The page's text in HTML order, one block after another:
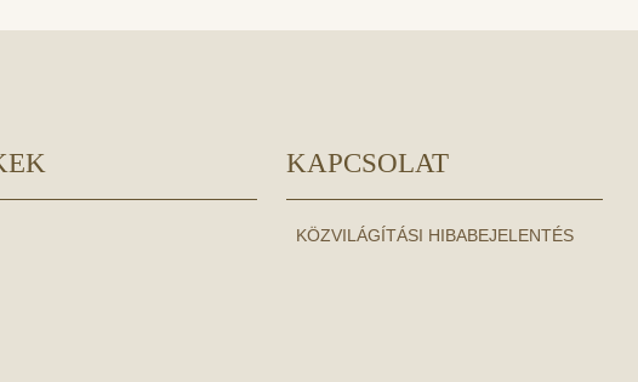
KAPCSOLAT
KÖZVILÁGÍTÁSI HIBABEJELENTÉS